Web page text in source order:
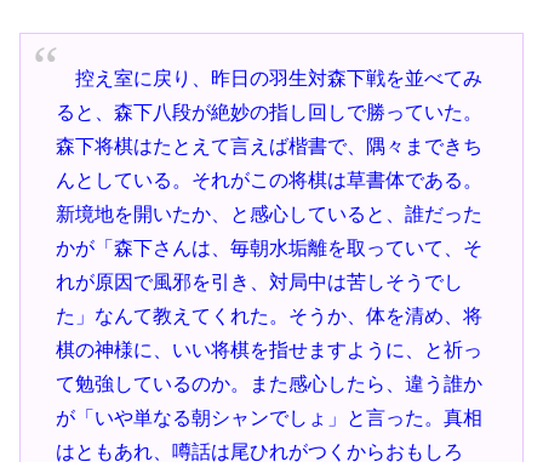
控え室に戻り、昨日の羽生対森下戦を並べてみ
ると、森下八段が絶妙の指し回しで勝っていた。
森下将棋はたとえて言えば楷書で、隅々まできち
んとしている。それがこの将棋は草書体である。
新境地を開いたか、と感心していると、誰だった
かが「森下さんは、毎朝水垢離を取っていて、そ
れが原因で風邪を引き、対局中は苦しそうでし
た」なんて教えてくれた。そうか、体を清め、将
棋の神様に、いい将棋を指せますように、と祈っ
て勉強しているのか。また感心したら、違う誰か
が「いや単なる朝シャンでしょ」と言った。真相
はともあれ、噂話は尾ひれがつくからおもしろ